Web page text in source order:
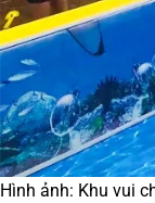
Hình ảnh: Khu vui